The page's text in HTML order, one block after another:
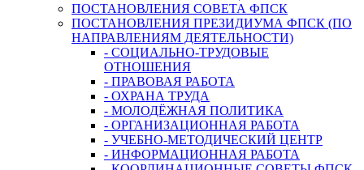
ПОСТАНОВЛЕНИЯ СОВЕТА ФПСК
ПОСТАНОВЛЕНИЯ ПРЕЗИДИУМА ФПСК (ПО
НАПРАВЛЕНИЯМ ДЕЯТЕЛЬНОСТИ)
- СОЦИАЛЬНО-ТРУДОВЫЕ
ОТНОШЕНИЯ
- ПРАВОВАЯ РАБОТА
- ОХРАНА ТРУДА
- МОЛОДЁЖНАЯ ПОЛИТИКА
- ОРГАНИЗАЦИОННАЯ РАБОТА
- УЧЕБНО-МЕТОДИЧЕСКИЙ ЦЕНТР
- ИНФОРМАЦИОННАЯ РАБОТА